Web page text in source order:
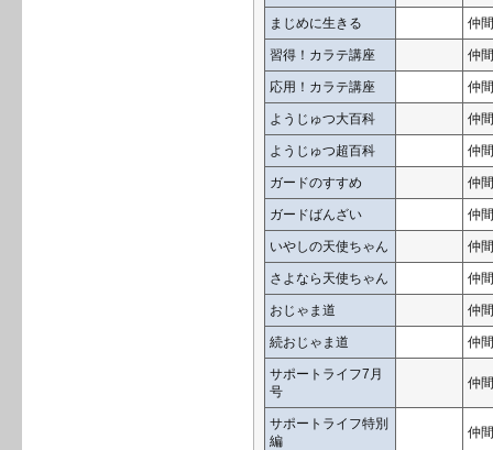
まじめに生きる 仲
習得！カラテ講座 仲
応用！カラテ講座 仲
ようじゅつ大百科 仲
ようじゅつ超百科 仲
ガードのすすめ 仲
ガードばんざい 仲
いやしの天使ちゃん 仲
さよなら天使ちゃん 仲
おじゃま道 仲
続おじゃま道 仲
サポートライフ7月
号
仲
サポートライフ特別
編
仲